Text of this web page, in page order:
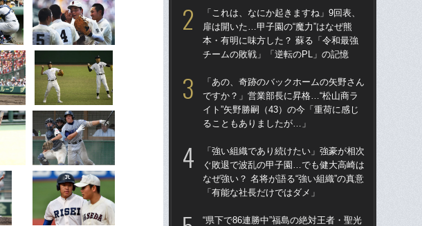
「これは、なにか起きますね」9回表、
扉は開いた…甲子園の“魔力”はなぜ熊
本・有明に味方した？ 蘇る「令和最強
チームの敗戦」「逆転のPL」の記憶
「あの、奇跡のバックホームの矢野さん
ですか？」営業部長に昇格…“松山商ラ
イト”矢野勝嗣（43）の今「重荷に感じ
ることもありましたが…」
「強い組織であり続けたい」強豪が相次
ぐ敗退で波乱の甲子園…でも健大高崎は
なぜ強い？ 名将が語る“強い組織”の真意
「有能な社長だけではダメ」
“県下で86連勝中”福島の絶対王者・聖光